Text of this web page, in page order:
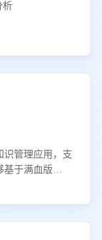
析
识管理应用，支
基于满血版
通过该产品，